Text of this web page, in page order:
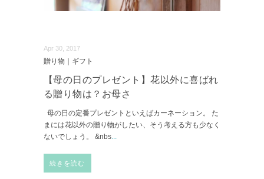
Apr 30, 2017
贈り物｜ギフト
【母の日のプレゼント】花以外に喜ばれ
る贈り物は？お母さ
母の日の定番プレゼントといえばカーネーション。 た
まには花以外の贈り物がしたい、そう考える方も少なく
ないでしょう。 &nbs...
続きを読む